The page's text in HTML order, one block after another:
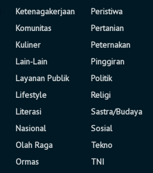
Ketenagakerjaan
Komunitas
Kuliner
Lain-Lain
Layanan Publik
Lifestyle
Literasi
Nasional
Olah Raga
Ormas
Peristiwa
Pertanian
Peternakan
Pinggiran
Politik
Religi
Sastra/Budaya
Sosial
Tekno
TNI